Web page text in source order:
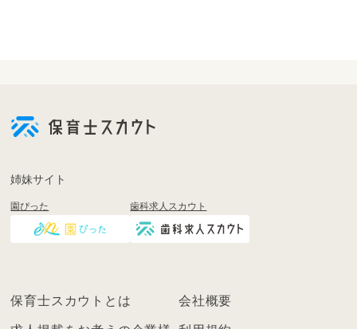
登
く
ン
姉妹サイト
園ぴった 歯科求人スカウト
保育士スカウトとは 会社概要